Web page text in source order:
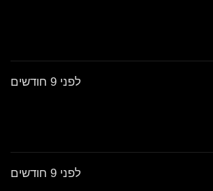
לפני 9 חודשים
לפני 9 חודשים